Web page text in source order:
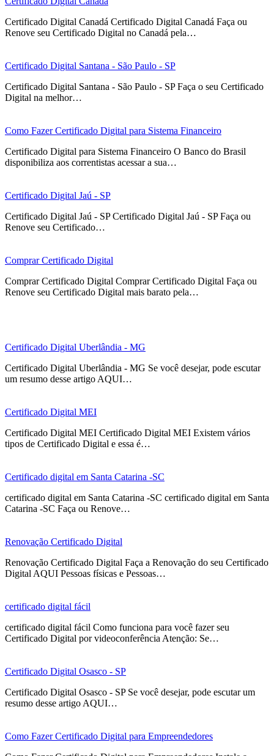
Certificado Digital Canadá Certificado Digital Canadá Faça ou
Renove seu Certificado Digital no Canadá pela…
Certificado Digital Santana - São Paulo - SP
Certificado Digital Santana - São Paulo - SP Faça o seu Certificado
Digital na melhor…
Como Fazer Certificado Digital para Sistema Financeiro
Certificado Digital para Sistema Financeiro O Banco do Brasil
disponibiliza aos correntistas acessar a sua…
Certificado Digital Jaú - SP
Certificado Digital Jaú - SP Certificado Digital Jaú - SP Faça ou
Renove seu Certificado…
Comprar Certificado Digital
Comprar Certificado Digital Comprar Certificado Digital Faça ou
Renove seu Certificado Digital mais barato pela…
Certificado Digital Uberlândia - MG
Certificado Digital Uberlândia - MG Se você desejar, pode escutar
um resumo desse artigo AQUI…
Certificado Digital MEI
Certificado Digital MEI Certificado Digital MEI Existem vários
tipos de Certificado Digital e essa é…
Certificado digital em Santa Catarina -SC
certificado digital em Santa Catarina -SC certificado digital em Santa
Catarina -SC Faça ou Renove…
Renovação Certificado Digital
Renovação Certificado Digital Faça a Renovação do seu Certificado
Digital AQUI Pessoas físicas e Pessoas…
certificado digital fácil
certificado digital fácil Como funciona para você fazer seu
Certificado Digital por videoconferência Atenção: Se…
Certificado Digital Osasco - SP
Certificado Digital Osasco - SP Se você desejar, pode escutar um
resumo desse artigo AQUI…
Como Fazer Certificado Digital para Empreendedores